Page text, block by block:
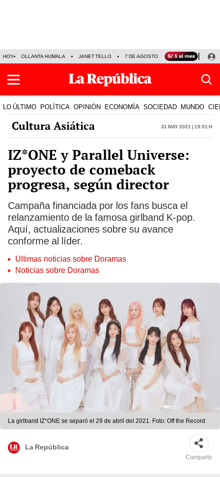
HOY OLLANTA HUMALA JANET TELLO 7 DE AGOSTO TINKA RESULTADOS
LO ÚLTIMO POLÍTICA OPINIÓN ECONOMÍA SOCIEDAD MUNDO
Cultura Asiática 31 May 2021 | 19:51 h
IZ*ONE y Parallel Universe:
proyecto de comeback
progresa, según director
Campaña financiada por los fans busca el
relanzamiento de la famosa girlband K-pop.
Aquí, actualizaciones sobre su avance
conforme al líder.
Últimas noticias sobre Doramas
Noticias sobre Doramas
La girlband IZ*ONE se separó el 29 de abril del 2021. Foto: Off the Record
La República
Compartir